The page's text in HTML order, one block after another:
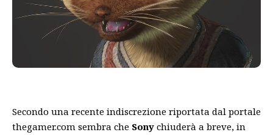
Secondo una recente indiscrezione riportata dal portale
thegamer.com sembra che Sony chiuderà a breve, in